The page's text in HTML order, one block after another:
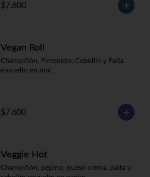
$7.600
Vegan Roll
Champiñón, Pimentón, Cebollín y Palta
envuelto en nori.
$7.600
Veggie Hot
Champiñón, pepino, queso crema, palta y